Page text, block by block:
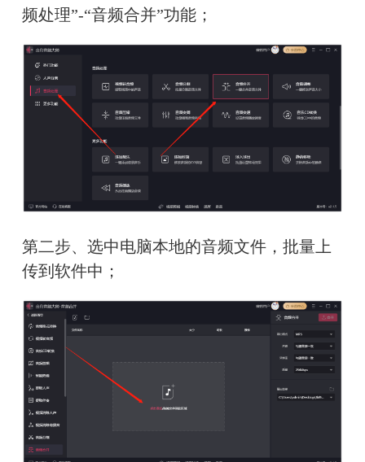
频处理”-“音频合并”功能；
第二步、选中电脑本地的音频文件，批量上
传到软件中；